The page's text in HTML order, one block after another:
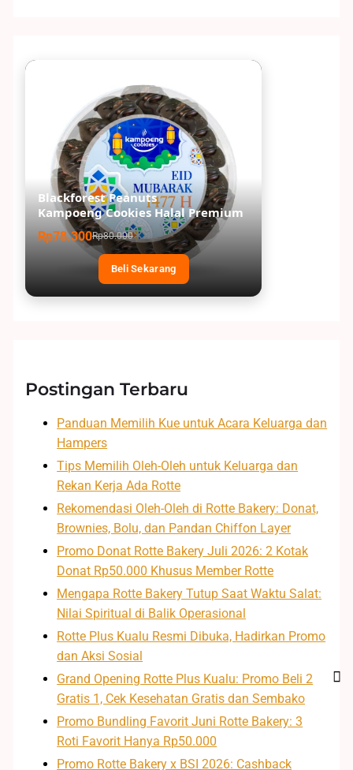
Blackforest Peanuts
Kampoeng Cookies Halal Premium
Rp78.300Rp80.000
Beli Sekarang
Postingan Terbaru
Panduan Memilih Kue untuk Acara Keluarga dan
Hampers
Tips Memilih Oleh-Oleh untuk Keluarga dan
Rekan Kerja Ada Rotte
Rekomendasi Oleh-Oleh di Rotte Bakery: Donat,
Brownies, Bolu, dan Pandan Chiffon Layer
Promo Donat Rotte Bakery Juli 2026: 2 Kotak
Donat Rp50.000 Khusus Member Rotte
Mengapa Rotte Bakery Tutup Saat Waktu Salat:
Nilai Spiritual di Balik Operasional
Rotte Plus Kualu Resmi Dibuka, Hadirkan Promo
dan Aksi Sosial
Grand Opening Rotte Plus Kualu: Promo Beli 2
Gratis 1, Cek Kesehatan Gratis dan Sembako
Promo Bundling Favorit Juni Rotte Bakery: 3
Roti Favorit Hanya Rp50.000
Promo Rotte Bakery x BSI 2026: Cashback